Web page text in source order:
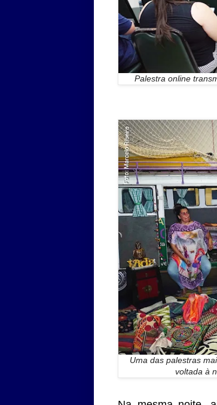
Palestra online
Uma das palestras
voltada à